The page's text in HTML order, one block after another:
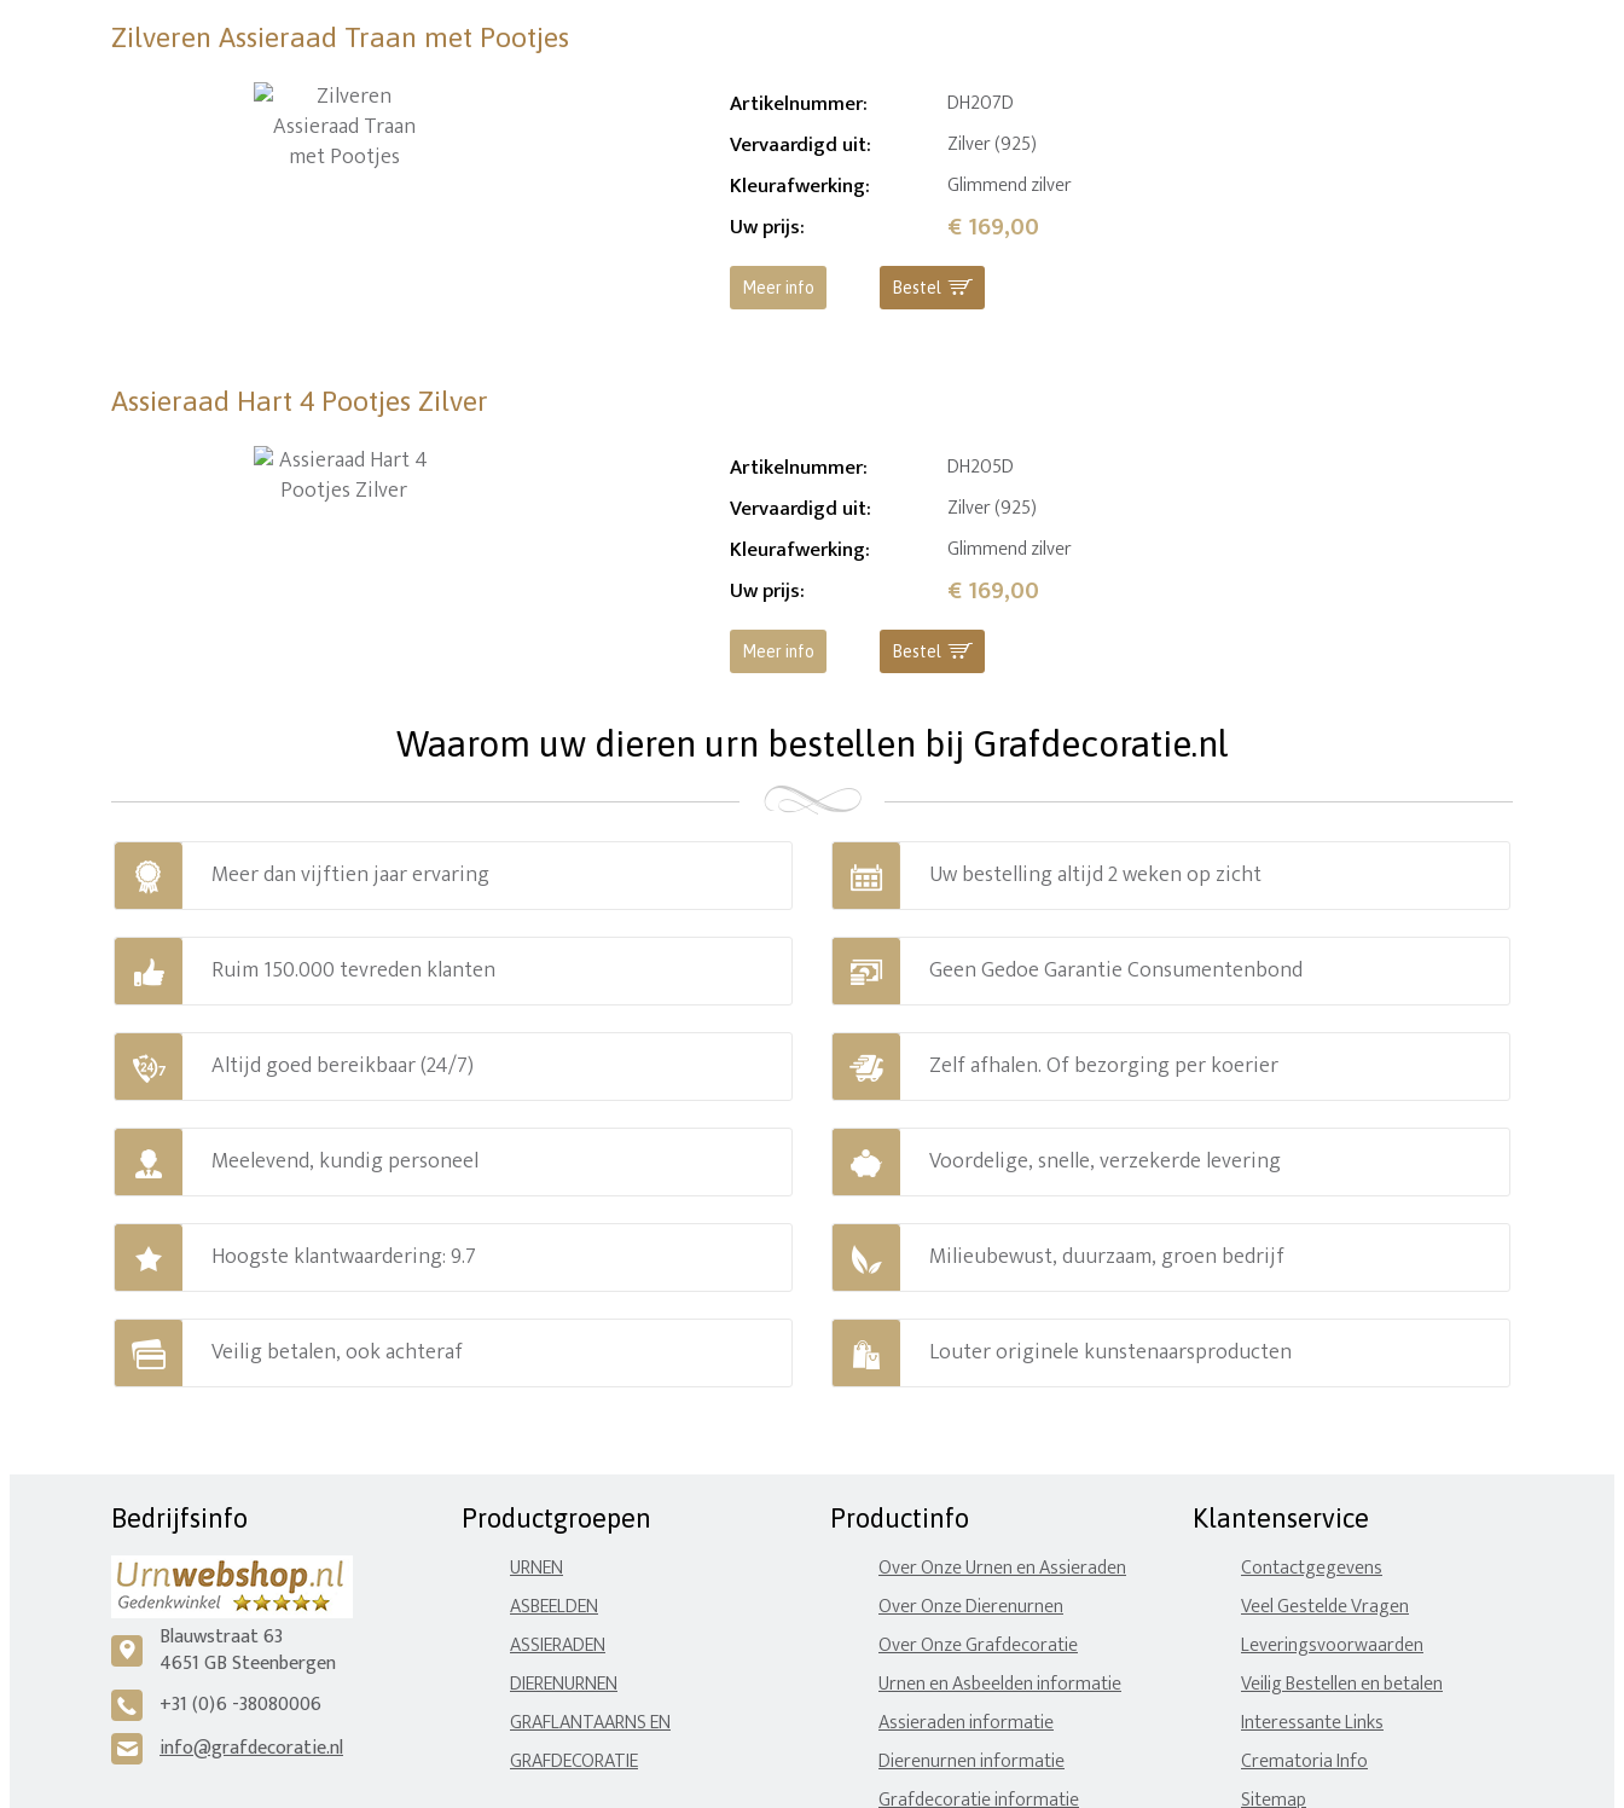
Zilveren Assieraad Traan met Pootjes
Artikelnummer: DH207D
Vervaardigd uit: Zilver (925)
Kleurafwerking: Glimmend zilver
Uw prijs: € 169,00
Meer info Bestel
Assieraad Hart 4 Pootjes Zilver
Artikelnummer: DH205D
Vervaardigd uit: Zilver (925)
Kleurafwerking: Glimmend zilver
Uw prijs: € 169,00
Meer info Bestel
Waarom uw dieren urn bestellen bij Grafdecoratie.nl
Meer dan vijftien jaar ervaring Uw bestelling altijd 2 weken op zicht
Ruim 150.000 tevreden klanten Geen Gedoe Garantie Consumentenbond
Altijd goed bereikbaar (24/7) Zelf afhalen. Of bezorging per koerier
Meelevend, kundig personeel Voordelige, snelle, verzekerde levering
Hoogste klantwaardering: 9.7 Milieubewust, duurzaam, groen bedrijf
Veilig betalen, ook achteraf Louter originele kunstenaarsproducten
Bedrijfsinfo
c
Blauwstraat 63
4651 GB Steenbergen
A +31 (0)6 -38080006
H info@grafdecoratie.nl
Productgroepen
URNEN
ASBEELDEN
ASSIERADEN
DIERENURNEN
GRAFLANTAARNS EN
GRAFDECORATIE
Productinfo
Over Onze Urnen en Assieraden
Over Onze Dierenurnen
Over Onze Grafdecoratie
Urnen en Asbeelden informatie
Assieraden informatie
Dierenurnen informatie
Grafdecoratie informatie
Klantenservice
Contactgegevens
Veel Gestelde Vragen
Leveringsvoorwaarden
Veilig Bestellen en betalen
Interessante Links
Crematoria Info
Sitemap